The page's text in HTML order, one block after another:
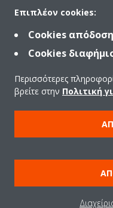
Products
Επιπλέον cookies:
Cookies
Cookies
Περισσότερες
βρείτε στην Πολιτική